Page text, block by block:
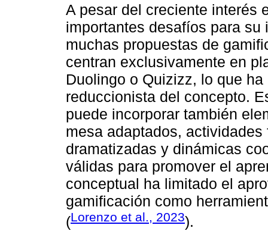
A pesar del creciente interés
importantes desafíos para
muchas propuestas de
centran exclusivamente en
Duolingo o Quizizz, lo que
reduccionista del concepto.
puede incorporar también
mesa adaptados,
dramatizadas y dinámicas
válidas para promover el
conceptual ha limitado el
gamificación como
(Lorenzo et al., 2023).